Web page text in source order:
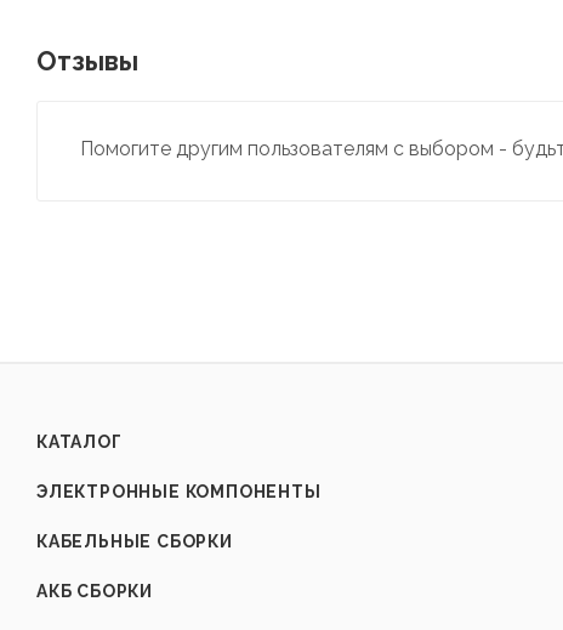
Отзывы
Помогите другим пользователям с выбором -
КАТАЛОГ
ЭЛЕКТРОННЫЕ КОМПОНЕНТЫ
КАБЕЛЬНЫЕ СБОРКИ
АКБ СБОРКИ